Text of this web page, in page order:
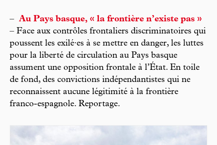
– Au Pays basque, « la frontière n’existe pas »
– Face aux contrôles frontaliers discriminatoires qui
poussent les exilé·es à se mettre en danger, les luttes
pour la liberté de circulation au Pays basque
assument une opposition frontale à l’État. En toile
de fond, des convictions indépendantistes qui ne
reconnaissent aucune légitimité à la frontière
franco-espagnole. Reportage.